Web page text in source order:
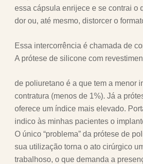
essa cápsula enrijece e se contrai o
dor ou, até mesmo, distorcer o
Essa intercorrência é chamada de
A prótese de silicone com
de poliuretano é a que tem a menor
contratura (menos de 1%). Já a
oferece um índice mais elevado.
indico às minhas pacientes o
O único “problema” da prótese de
sua utilização torna o ato cirúrgico
trabalhoso, o que demanda a